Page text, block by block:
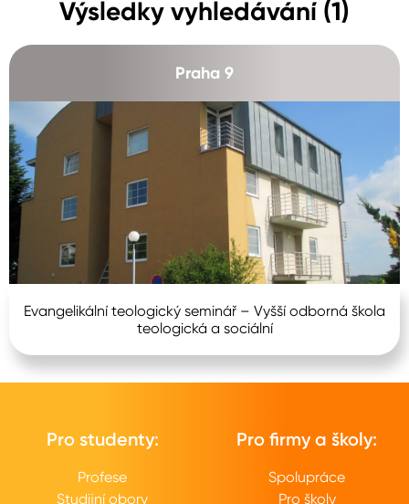
Výsledky vyhledávání (1)
Praha 9
Evangelikální teologický seminář – Vyšší odborná škola
teologická a sociální
Pro studenty:
Profese
Studijní obory
Pro firmy a školy:
Spolupráce
Pro školy